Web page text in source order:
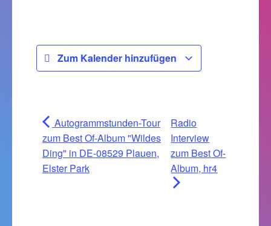
Zum Kalender hinzufügen
Autogrammstunden-Tour
zum Best Of-Album "Wildes
Ding" in DE-08529 Plauen,
Elster Park
Radio
Interview
zum Best Of-
Album, hr4